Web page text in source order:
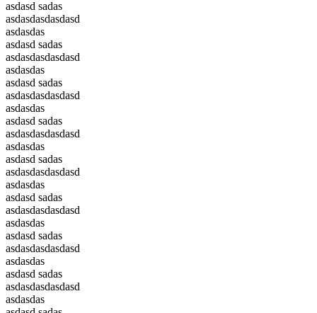
asdasd sadas
asdasdasdasdasd
asdasdas
asdasd sadas
asdasdasdasdasd
asdasdas
asdasd sadas
asdasdasdasdasd
asdasdas
asdasd sadas
asdasdasdasdasd
asdasdas
asdasd sadas
asdasdasdasdasd
asdasdas
asdasd sadas
asdasdasdasdasd
asdasdas
asdasd sadas
asdasdasdasdasd
asdasdas
asdasd sadas
asdasdasdasdasd
asdasdas